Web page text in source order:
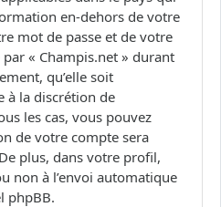
en-dehors de votre
mot de passe et de votre
« Champis.net » durant
qu’elle soit
à la discrétion de
les cas, vous pouvez
de votre compte sera
plus, dans votre profil,
non à l’envoi automatique
phpBB.